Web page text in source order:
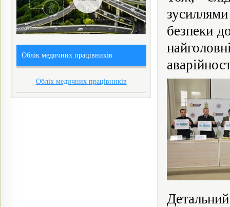
безпеки
Облік медичних працівників
Облік медичних працівників